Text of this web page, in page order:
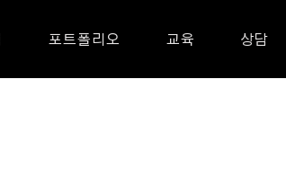
포트폴리오 교육 상담